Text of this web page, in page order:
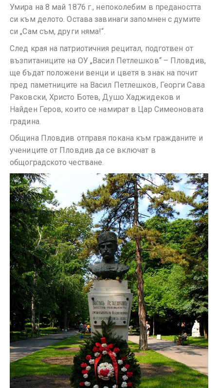
Умира на 8 май 1876 г., непоколебим в предаността
си към делото. Остава завинаги запомнен с думите
си „Сам съм, други няма!“.
След края на патриотичния рецитал, подготвен от
възпитаниците на ОУ „Васил Петлешков“ – Пловдив,
ще бъдат положени венци и цветя в знак на почит
пред паметниците на Васил Петлешков, Георги Сава
Раковски, Христо Ботев, Душо Хаджидеков и
Найден Геров, които се намират в Цар Симеоновата
градина.
Община Пловдив отправя покана към гражданите и
учениците от Пловдив да се включат в
общоградското честване.